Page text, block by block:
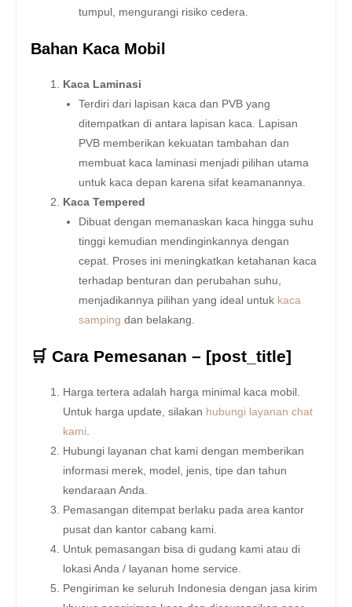
tumpul, mengurangi risiko cedera.
Bahan Kaca Mobil
Kaca Laminasi
Terdiri dari lapisan kaca dan PVB yang
ditempatkan di antara lapisan kaca. Lapisan
PVB memberikan kekuatan tambahan dan
membuat kaca laminasi menjadi pilihan utama
untuk kaca depan karena sifat keamanannya.
Kaca Tempered
Dibuat dengan memanaskan kaca hingga suhu
tinggi kemudian mendinginkannya dengan
cepat. Proses ini meningkatkan ketahanan kaca
terhadap benturan dan perubahan suhu,
menjadikannya pilihan yang ideal untuk kaca
samping dan belakang.
🛒 Cara Pemesanan – [post_title]
Harga tertera adalah harga minimal kaca mobil.
Untuk harga update, silakan hubungi layanan chat
kami
Hubungi layanan chat kami dengan memberikan
informasi merek, model, jenis, tipe dan tahun
kendaraan Anda.
Pemasangan ditempat berlaku pada area kantor
pusat dan kantor cabang kami.
Untuk pemasangan bisa di gudang kami atau di
lokasi Anda / layanan home service.
Pengiriman ke seluruh Indonesia dengan jasa kirim